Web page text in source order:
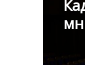
20